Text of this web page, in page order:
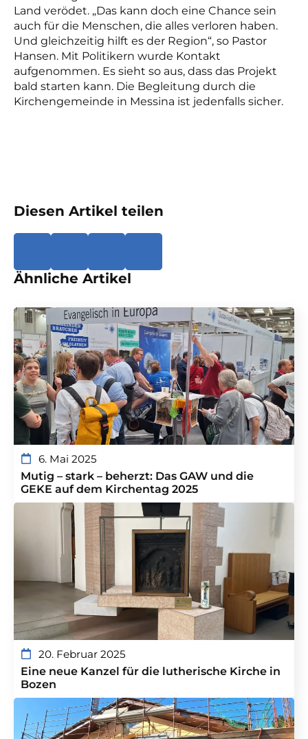
Land verödet. „Das kann doch eine Chance sein
auch für die Menschen, die alles verloren haben.
Und gleichzeitig hilft es der Region“, so Pastor
Hansen. Mit Politikern wurde Kontakt
aufgenommen. Es sieht so aus, dass das Projekt
bald starten kann. Die Begleitung durch die
Kirchengemeinde in Messina ist jedenfalls sicher.
Diesen Artikel teilen
Ähnliche Artikel
6. Mai 2025
Mutig – stark – beherzt: Das GAW und die
GEKE auf dem Kirchentag 2025
20. Februar 2025
Eine neue Kanzel für die lutherische Kirche in
Bozen